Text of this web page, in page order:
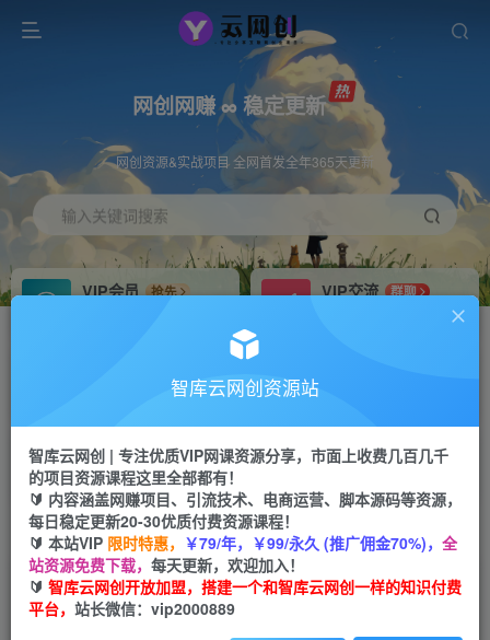
网创网赚 ∞ 稳定更新
网创资源&实战项目 全网首发全年365天更新
输入关键词搜索
VIP会员
抢先
VIP交流
群聊
研究探讨更多创业项目路子。
会员专属推广链接
网赚网创 项目
365天稳定跟新
APP下载
GO
首页 创业课程 会员免费 正文
Midjourney打造AI绘图全能手，让你的设计驰骋
于画布，为设计加速
智库云网创资源站
智库云网创 | 专注优质VIP网课资源分享，市面上收费几百几千
的项目资源课程这里全部都有！
🔰 内容涵盖网赚项目、引流技术、电商运营、脚本源码等资源，
每日稳定更新20-30优质付费资源课程！
🔰 本站VIP 限时特惠， ￥79/年，￥99/永久 (推广佣金70%)， 全
站资源免费下载， 每天更新，欢迎加入！
🔰 智库云网创开放加盟，搭建一个和智库云网创一样的知识付费
平台， 站长微信：vip2000889